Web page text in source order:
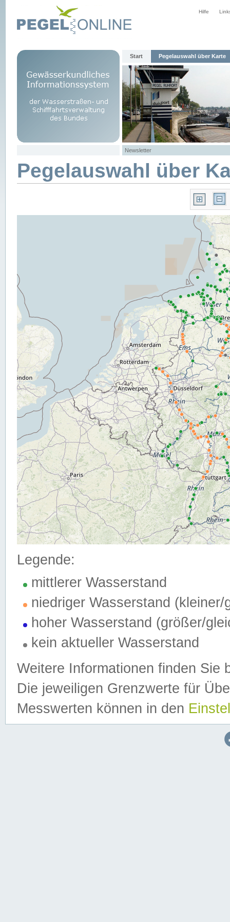
Hilfe
Start Pegelauswahl über Karte
Newsletter
Pegelauswahl über
Legende:
mittlerer Wasserstand
niedriger Wasserstand (kleiner/
hoher Wasserstand (größer/
kein aktueller Wasserstand
Weitere Informationen finden Sie
Die jeweiligen Grenzwerte für
Messwerten können in den